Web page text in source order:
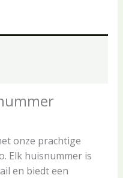
onze prachtige
Elk huisnummer is
en biedt een